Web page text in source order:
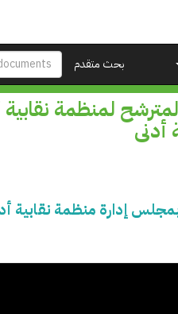
بحث متقدم
لمنظمة
أدنى
إدارة منظمة نقابية